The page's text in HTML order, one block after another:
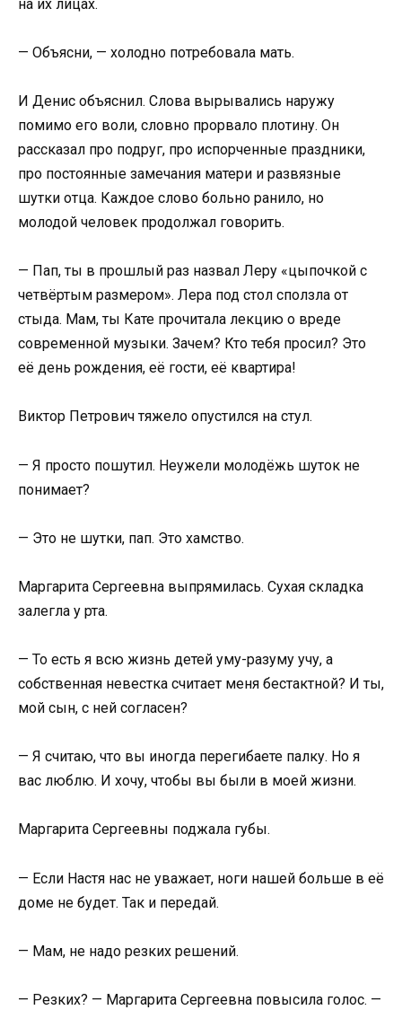
на их лицах.
— Объясни, — холодно потребовала мать.
И Денис объяснил. Слова вырывались наружу
помимо его воли, словно прорвало плотину. Он
рассказал про подруг, про испорченные праздники,
про постоянные замечания матери и развязные
шутки отца. Каждое слово больно ранило, но
молодой человек продолжал говорить.
— Пап, ты в прошлый раз назвал Леру «цыпочкой с
четвёртым размером». Лера под стол сползла от
стыда. Мам, ты Кате прочитала лекцию о вреде
современной музыки. Зачем? Кто тебя просил? Это
её день рождения, её гости, её квартира!
Виктор Петрович тяжело опустился на стул.
— Я просто пошутил. Неужели молодёжь шуток не
понимает?
— Это не шутки, пап. Это хамство.
Маргарита Сергеевна выпрямилась. Сухая складка
залегла у рта.
— То есть я всю жизнь детей уму-разуму учу, а
собственная невестка считает меня бестактной? И ты,
мой сын, с ней согласен?
— Я считаю, что вы иногда перегибаете палку. Но я
вас люблю. И хочу, чтобы вы были в моей жизни.
Маргарита Сергеевны поджала губы.
— Если Настя нас не уважает, ноги нашей больше в её
доме не будет. Так и передай.
— Мам, не надо резких решений.
— Резких? — Маргарита Сергеевна повысила голос. —